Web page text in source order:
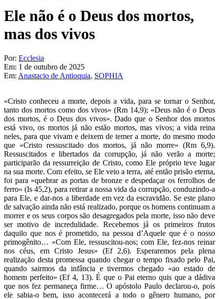
Ele não é o Deus dos mortos,
mas dos vivos
Por: Ecclesia
Em: 1 de outubro de 2025
Em: Anastacio de Antioquia, SOPHIA
«Cristo conheceu a morte, depois a vida, para se tornar o Senhor,
tanto dos mortos como dos vivos» (Rm 14,9); «Deus não é o Deus
dos mortos, é o Deus dos vivos». Dado que o Senhor dos mortos
está vivo, os mortos já não estão mortos, mas vivos; a vida reina
neles, para que vivam e deixem de temer a morte, do mesmo modo
que «Cristo ressuscitado dos mortos, já não morre» (Rm 6,9).
Ressuscitados e libertados da corrupção, já não verão a morte;
participarão da ressurreição de Cristo, como Ele próprio teve lugar
na sua morte. Com efeito, se Ele veio a terra, até então prisão eterna,
foi para «quebrar as portas de bronze e despedaçar os ferrolhos de
ferro» (Is 45,2), para retirar a nossa vida da corrupção, conduzindo-a
para Ele, e dar-nos a liberdade em vez da escravidão. Se este plano
de salvação ainda não está realizado, porque os homens continuam a
morrer e os seus corpos são desagregados pela morte, isso não deve
ser motivo de incredulidade. Recebemos já os primeiros frutos
daquilo que nos é prometido, na pessoa d’Aquele que é o nosso
primogênito… «Com Ele, ressuscitou-nos; com Ele, fez-nos reinar
nos céus, em Cristo Jesus» (Ef 2,6). Esperaremos pela plena
realização desta promessa quando chegar o tempo fixado pelo Pai,
quando sairmos da infância e tivermos chegado «ao estado de
homem perfeito» (Ef 4, 13). É que o Pai eterno quis que a dádiva
que nos fez permaneça firme… O apóstolo Paulo declarou-o, pois
ele sabia-o bem, isso acontecerá a todo o gênero humano, por